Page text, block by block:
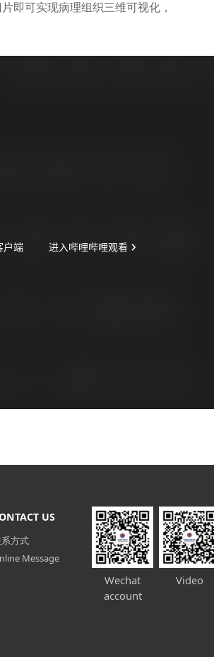
即可实现病理组织三维可视化，
US
方式
Message
Wechat
account
Video